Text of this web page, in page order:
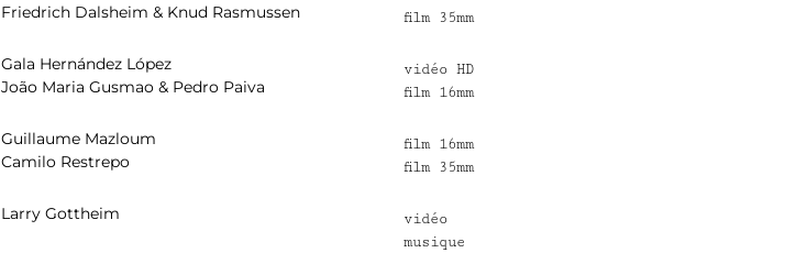
Friedrich Dalsheim & Knud Rasmussen film 35mm
Gala Hernández López
João Maria Gusmao & Pedro Paiva
vidéo HD
film 16mm
Guillaume Mazloum
Camilo Restrepo
film 16mm
film 35mm
Larry Gottheim
vidéo
musique